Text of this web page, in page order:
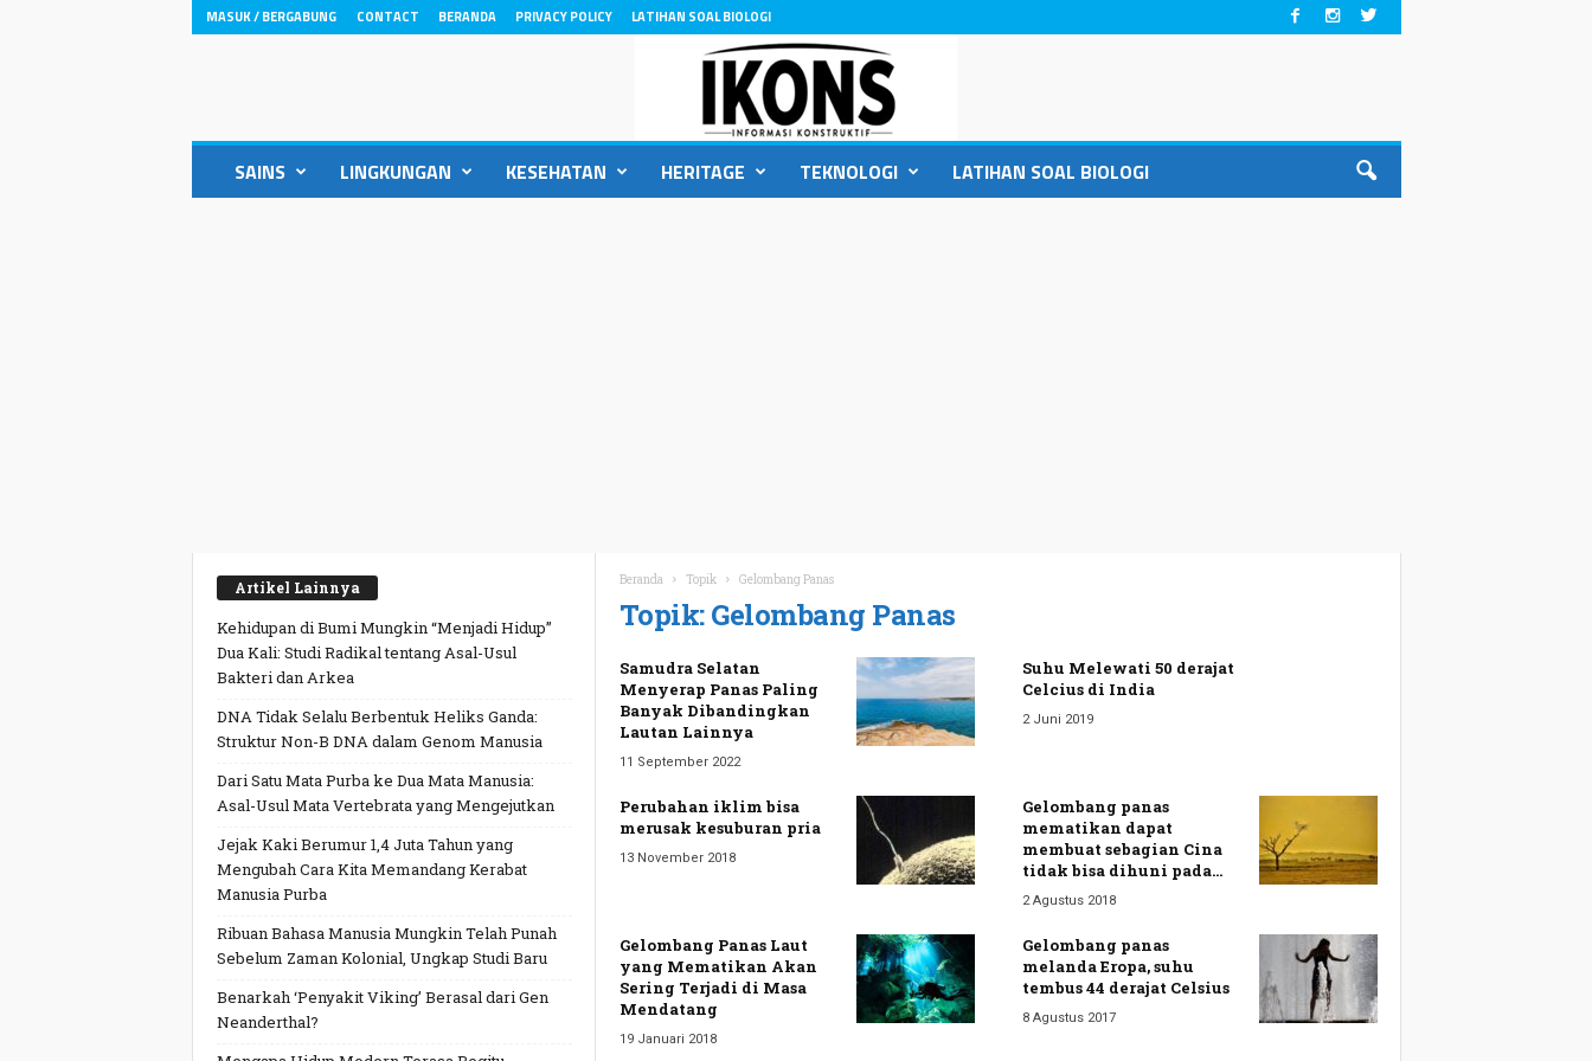
MASUK / BERGABUNG CONTACT BERANDA PRIVACY POLICY LATIHAN SOAL BIOLOGI
SAINS LINGKUNGAN KESEHATAN HERITAGE TEKNOLOGI LATIHAN SOAL BIOLOGI
Beranda Topik Gelombang Panas
Topik: Gelombang Panas
Samudra Selatan
Menyerap Panas Paling
Banyak Dibandingkan
Lautan Lainnya
11 September 2022
Suhu Melewati 50 derajat
Celcius di India
2 Juni 2019
Perubahan iklim bisa
merusak kesuburan pria
13 November 2018
Gelombang panas
mematikan dapat
membuat sebagian Cina
tidak bisa dihuni pada...
2 Agustus 2018
Gelombang Panas Laut
yang Mematikan Akan
Sering Terjadi di Masa
Mendatang
19 Januari 2018
Gelombang panas
melanda Eropa, suhu
tembus 44 derajat Celsius
8 Agustus 2017
Artikel Lainnya
Kehidupan di Bumi Mungkin “Menjadi Hidup”
Dua Kali: Studi Radikal tentang Asal-Usul
Bakteri dan Arkea
DNA Tidak Selalu Berbentuk Heliks Ganda:
Struktur Non-B DNA dalam Genom Manusia
Dari Satu Mata Purba ke Dua Mata Manusia:
Asal-Usul Mata Vertebrata yang Mengejutkan
Jejak Kaki Berumur 1,4 Juta Tahun yang
Mengubah Cara Kita Memandang Kerabat
Manusia Purba
Ribuan Bahasa Manusia Mungkin Telah Punah
Sebelum Zaman Kolonial, Ungkap Studi Baru
Benarkah ‘Penyakit Viking’ Berasal dari Gen
Neanderthal?